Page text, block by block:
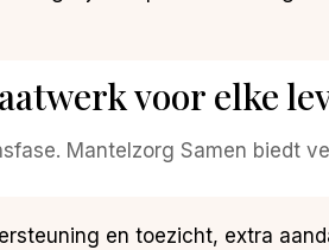
voor elke
Mantelzorg Samen biedt
en toezicht, extra